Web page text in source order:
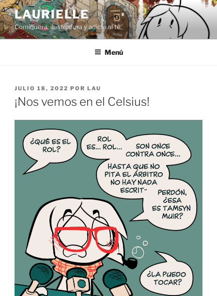
Saltar
al
contenido
LAURIELLE
Comiquera, ilustradora y adicta al té
Menú
PUBLICADO
EL
JULIO 18, 2022 POR LAU
¡Nos vemos en el Celsius!